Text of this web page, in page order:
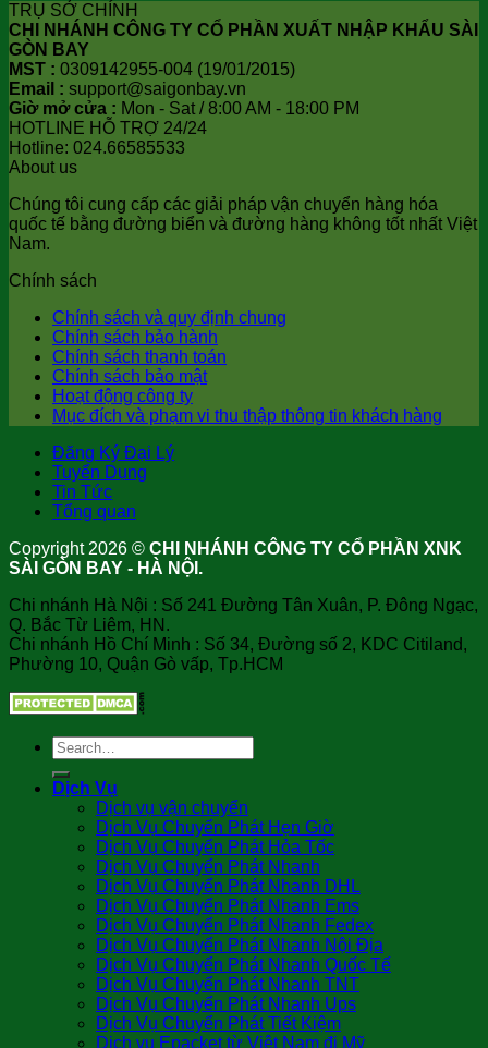
TRỤ SỞ CHÍNH
CHI NHÁNH CÔNG TY CỔ PHẦN XUẤT NHẬP KHẨU SÀI
GÒN BAY
MST : 0309142955-004 (19/01/2015)
Email : support@saigonbay.vn
Giờ mở cửa : Mon - Sat / 8:00 AM - 18:00 PM
HOTLINE HỖ TRỢ 24/24
Hotline: 024.66585533
About us
Chúng tôi cung cấp các giải pháp vận chuyển hàng hóa
quốc tế bằng đường biển và đường hàng không tốt nhất Việt
Nam.
Chính sách
Chính sách và quy định chung
Chính sách bảo hành
Chính sách thanh toán
Chính sách bảo mật
Hoạt động công ty
Mục đích và phạm vi thu thập thông tin khách hàng
Đăng Ký Đại Lý
Tuyển Dụng
Tin Tức
Tổng quan
Copyright 2026 © CHI NHÁNH CÔNG TY CỔ PHẦN XNK
SÀI GÒN BAY - HÀ NỘI.
Chi nhánh Hà Nội : Số 241 Đường Tân Xuân, P. Đông Ngạc,
Q. Bắc Từ Liêm, HN.
Chi nhánh Hồ Chí Minh : Số 34, Đường số 2, KDC Citiland,
Phường 10, Quận Gò vấp, Tp.HCM
Dịch Vụ
Dịch vụ vận chuyển
Dịch Vụ Chuyển Phát Hẹn Giờ
Dịch Vụ Chuyển Phát Hỏa Tốc
Dịch Vụ Chuyển Phát Nhanh
Dịch Vụ Chuyển Phát Nhanh DHL
Dịch Vụ Chuyển Phát Nhanh Ems
Dịch Vụ Chuyển Phát Nhanh Fedex
Dịch Vụ Chuyển Phát Nhanh Nội Địa
Dịch Vụ Chuyển Phát Nhanh Quốc Tế
Dịch Vụ Chuyển Phát Nhanh TNT
Dịch Vụ Chuyển Phát Nhanh Ups
Dịch Vụ Chuyển Phát Tiết Kiệm
Dịch vụ Epacket từ Việt Nam đi Mỹ